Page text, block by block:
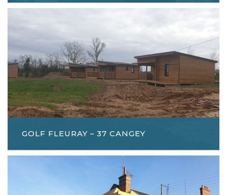
GOLF FLEURAY – 37 CANGEY